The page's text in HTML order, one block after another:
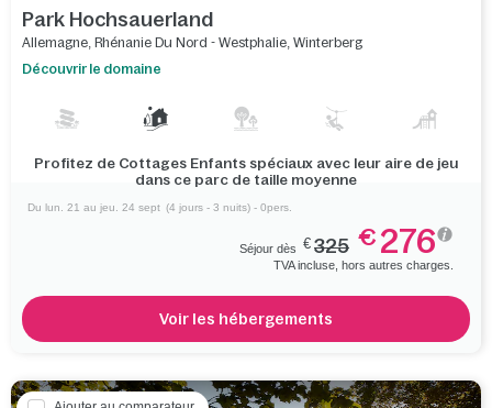
Park Hochsauerland
Allemagne, Rhénanie Du Nord - Westphalie, Winterberg
Découvrir le domaine
Profitez de Cottages Enfants spéciaux avec leur aire de jeu
dans ce parc de taille moyenne
Du lun. 21 au jeu. 24 sept (4 jours - 3 nuits) - 0pers.
Séjour dès € 325 € 276
TVA incluse, hors autres charges.
Voir les hébergements